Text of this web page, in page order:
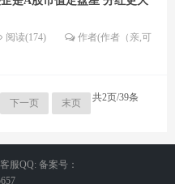
阅读(174)
作者(作者（亲,可
共2页/39条
下一页 末页
服QQ: 备案号：